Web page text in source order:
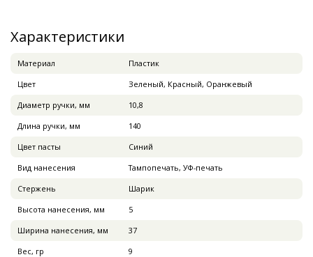
Характеристики
Материал
Пластик
Цвет
Зеленый, Красный, Оранжевый
Диаметр ручки, мм
10,8
Длина ручки, мм
140
Цвет пасты
Синий
Вид нанесения
Тампопечать, УФ-печать
Стержень
Шарик
Высота нанесения, мм
5
Ширина нанесения, мм
37
Вес, гр
9